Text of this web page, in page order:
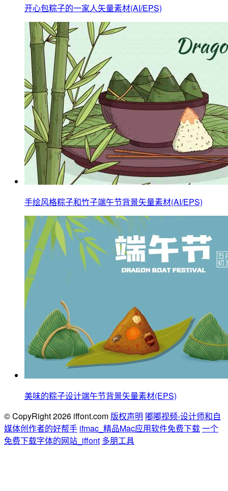
开心包粽子的一家人矢量素材(AI/EPS)
手绘风格粽子和竹子端午节背景矢量素材(AI/EPS)
美味的粽子设计端午节背景矢量素材(EPS)
© CopyRight 2026 iffont.com 版权声明 嘟嘟视频-设计师和自
媒体创作者的好帮手 ifmac_精品Mac应用软件免费下载一个
免费下载字体的网站_iffont 多朋工具